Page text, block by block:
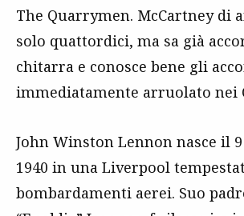
The Quarrymen. McCartney di
solo quattordici, ma sa già
chitarra e conosce bene gli
immediatamente arruolato nei
John Winston Lennon nasce il
1940 in una Liverpool
bombardamenti aerei. Suo